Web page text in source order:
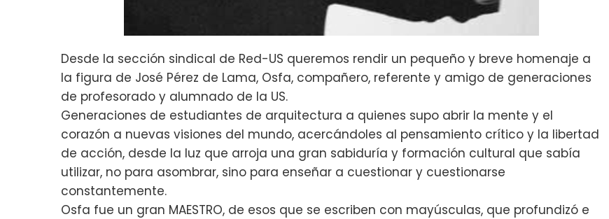
Desde la sección sindical de Red-US queremos rendir un pequeño y breve homenaje a
la figura de José Pérez de Lama, Osfa, compañero, referente y amigo de generaciones
de profesorado y alumnado de la US.
Generaciones de estudiantes de arquitectura a quienes supo abrir la mente y el
corazón a nuevas visiones del mundo, acercándoles al pensamiento crítico y la libertad
de acción, desde la luz que arroja una gran sabiduría y formación cultural que sabía
utilizar, no para asombrar, sino para enseñar a cuestionar y cuestionarse
constantemente.
Osfa fue un gran MAESTRO, de esos que se escriben con mayúsculas, que profundizó e